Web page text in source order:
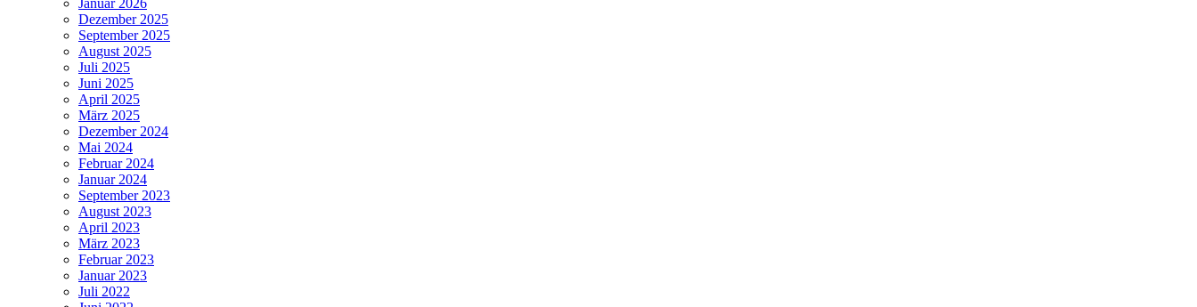
Dezember 2025
September 2025
August 2025
Juli 2025
Juni 2025
April 2025
März 2025
Dezember 2024
Mai 2024
Februar 2024
Januar 2024
September 2023
August 2023
April 2023
März 2023
Februar 2023
Januar 2023
Juli 2022